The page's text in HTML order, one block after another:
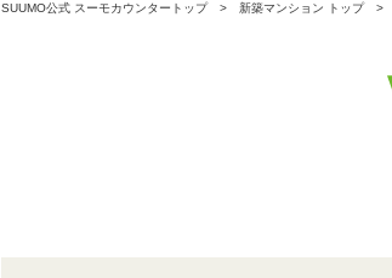
SUUMO公式 スーモカウンタートップ 新築マンション トップ